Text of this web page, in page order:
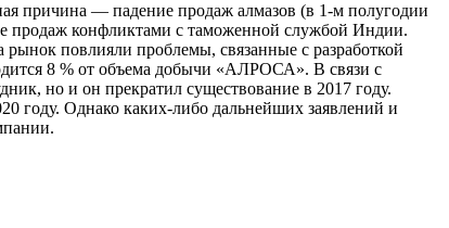
причина — падение продаж алмазов (в 1-м полугодии
продаж конфликтами с таможенной службой Индии.
повлияли проблемы, связанные с разработкой
8 % от объема добычи «АЛРОСА». В связи с
но и он прекратил существование в 2017 году.
году. Однако каких-либо дальнейших заявлений и